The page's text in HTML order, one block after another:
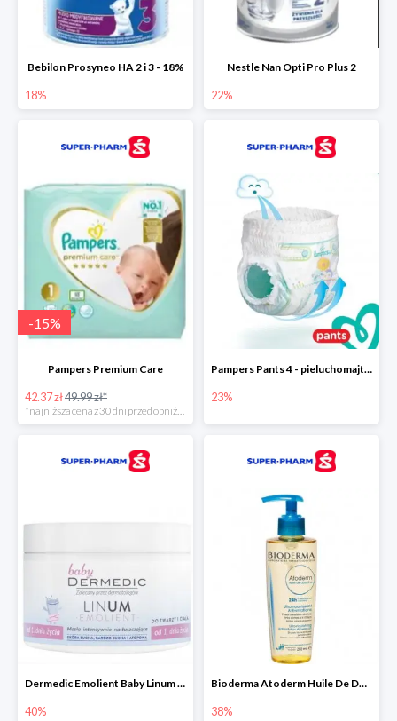
Bebilon Prosyneo HA 2 i 3 - 18%
18%
Nestle Nan Opti Pro Plus 2
22%
-15%
Pampers Premium Care
42.37 zł49.99 zł*
Pampers Pants 4 - pieluchomajtki dla dzieci (9-15kg)
23%
Dermedic Emolient Baby Linum 225 g
40%
Bioderma Atoderm Huile De Douche - nawilżający olejek do kąpieli i pod prysznic
38%